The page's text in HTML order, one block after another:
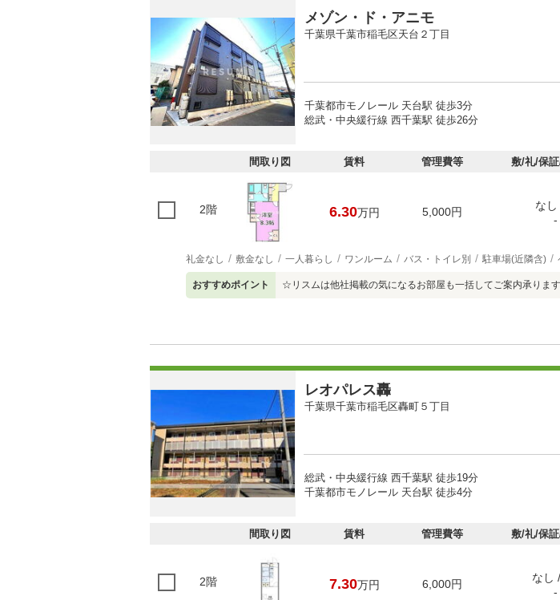
メゾン・ド・アニモ
千葉県千葉市稲毛区天台２丁目
千葉都市モノレール 天台駅 徒歩3分
総武・中央緩行線 西千葉駅 徒歩26分
間取り図 賃料 管理費等 敷/礼/保
2階 6.30万円 5,000円
なし
-
礼金なし 敷金なし 一人暮らし ワンルーム バス・トイレ別 駐車場(近隣含)
おすすめポイント ☆リスムは他社掲載の気になるお部屋も一括してご案内承りま
レオパレス轟
千葉県千葉市稲毛区轟町５丁目
総武・中央緩行線 西千葉駅 徒歩19分
千葉都市モノレール 天台駅 徒歩4分
間取り図 賃料 管理費等 敷/礼/保
2階 7.30万円 6,000円
なし
-